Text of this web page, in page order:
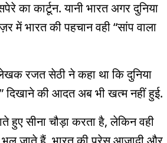
का कार्टून. यानी भारत अगर दुनिया
में भारत की पहचान वही “सांप वाला
रजत सेठी ने कहा था कि दुनिया
दिखाने की आदत अब भी खत्म नहीं हुई.
हुए सीना चौड़ा करता है, लेकिन वही